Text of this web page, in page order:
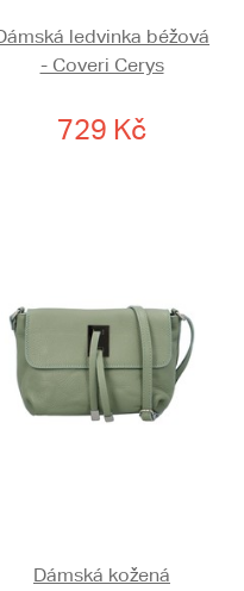
ledvinka béžová
- Coveri Cerys
729 Kč
Dámská kožená